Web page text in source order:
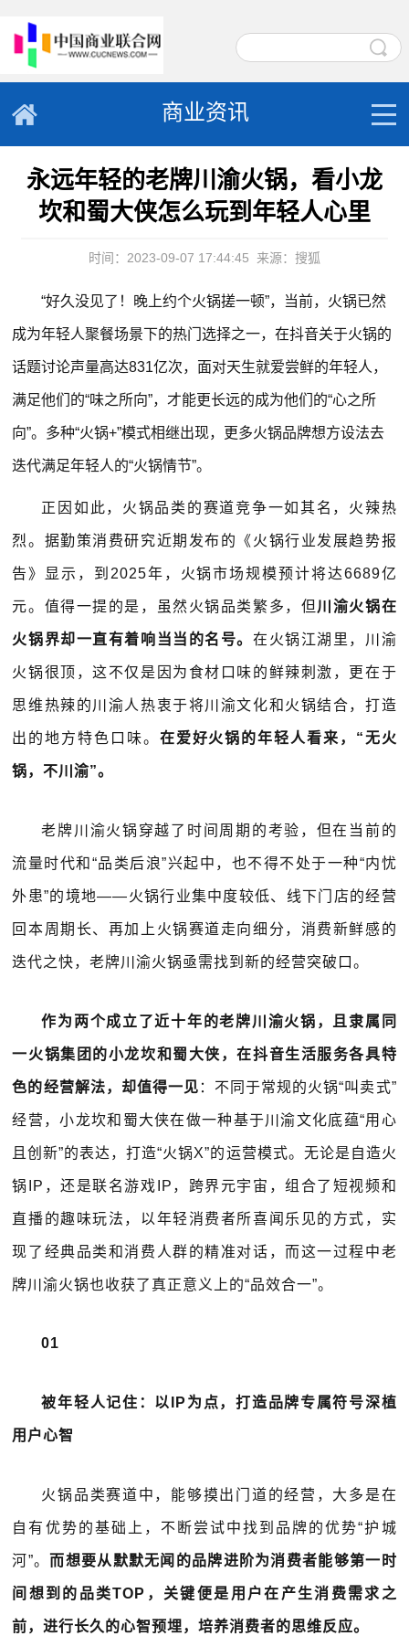
商业资讯
永远年轻的老牌川渝火锅，看小龙
坎和蜀大侠怎么玩到年轻人心里
时间：2023-09-07 17:44:45 来源：搜狐
“好久没见了！晚上约个火锅搓一顿”，当前，火锅已然
成为年轻人聚餐场景下的热门选择之一，在抖音关于火锅的
话题讨论声量高达831亿次，面对天生就爱尝鲜的年轻人，
满足他们的“味之所向”，才能更长远的成为他们的“心之所
向”。多种“火锅+”模式相继出现，更多火锅品牌想方设法去
迭代满足年轻人的“火锅情节”。
正因如此，火锅品类的赛道竞争一如其名，火辣热
烈。据勤策消费研究近期发布的《火锅行业发展趋势报
告》显示，到2025年，火锅市场规模预计将达6689亿
元。值得一提的是，虽然火锅品类繁多，但川渝火锅在
火锅界却一直有着响当当的名号。 在火锅江湖里，川渝
火锅很顶，这不仅是因为食材口味的鲜辣刺激，更在于
思维热辣的川渝人热衷于将川渝文化和火锅结合，打造
出的地方特色口味。 在爱好火锅的年轻人看来，“无火
锅，不川渝”。
老牌川渝火锅穿越了时间周期的考验，但在当前的
流量时代和“品类后浪”兴起中，也不得不处于一种“内忧
外患”的境地——火锅行业集中度较低、线下门店的经营
回本周期长、再加上火锅赛道走向细分，消费新鲜感的
迭代之快，老牌川渝火锅亟需找到新的经营突破口。
作为两个成立了近十年的老牌川渝火锅，且隶属同
一火锅集团的小龙坎和蜀大侠，在抖音生活服务各具特
色的经营解法，却值得一见 ：不同于常规的火锅“叫卖式”
经营，小龙坎和蜀大侠在做一种基于川渝文化底蕴“用心
且创新”的表达，打造“火锅X”的运营模式。无论是自造火
锅IP，还是联名游戏IP，跨界元宇宙，组合了短视频和
直播的趣味玩法，以年轻消费者所喜闻乐见的方式，实
现了经典品类和消费人群的精准对话，而这一过程中老
牌川渝火锅也收获了真正意义上的“品效合一”。
01
被年轻人记住：以IP为点，打造品牌专属符号深植
用户心智
火锅品类赛道中，能够摸出门道的经营，大多是在
自有优势的基础上，不断尝试中找到品牌的优势“护城
河”。 而想要从默默无闻的品牌进阶为消费者能够第一时
间想到的品类TOP，关键便是用户在产生消费需求之
前，进行长久的心智预埋，培养消费者的思维反应。